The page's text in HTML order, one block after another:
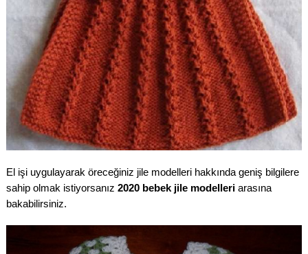
El işi uygulayarak öreceğiniz jile modelleri hakkında geniş bilgilere
sahip olmak istiyorsanız 2020 bebek jile modelleriarasına
bakabilirsiniz.